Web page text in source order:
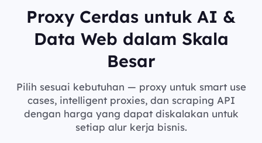
Proxy Cerdas untuk AI &
Data Web dalam Skala
Besar
Pilih sesuai kebutuhan — proxy untuk smart use
cases, intelligent proxies, dan scraping API
dengan harga yang dapat diskalakan untuk
setiap alur kerja bisnis.